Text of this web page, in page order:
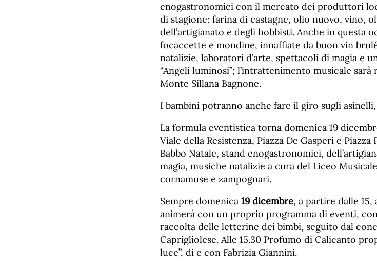
enogastronomici con il mercato dei produttori
di stagione: farina di castagne, olio nuovo, vino,
dell’artigianato e degli hobbisti. Anche in questa
focaccette e mondine, innaffiate da buon vin
natalizie, laboratori d’arte, spettacoli di magia e
“Angeli luminosi”; l’intrattenimento musicale
Monte Sillana Bagnone.
I bambini potranno anche fare il giro sugli
La formula eventistica torna domenica 19
Viale della Resistenza, Piazza De Gasperi e
Babbo Natale, stand enogastronomici,
magia, musiche natalizie a cura del Liceo
cornamuse e zampognari.
Sempre domenica 19 dicembre, a partire dalle
animerà con un proprio programma di eventi,
raccolta delle letterine dei bimbi, seguito dal
Caprigliolese. Alle 15.30 Profumo di Calicanto
luce”, di e con Fabrizia Giannini.